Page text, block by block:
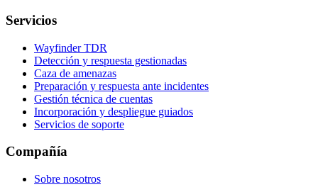
Servicios
Wayfinder TDR
Detección y respuesta gestionadas
Caza de amenazas
Preparación y respuesta ante incidentes
Gestión técnica de cuentas
Incorporación y despliegue guiados
Servicios de soporte
Compañía
Sobre nosotros